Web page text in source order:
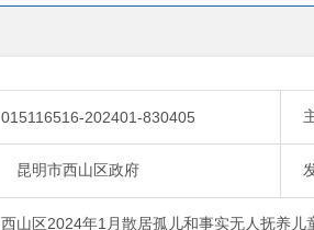
015116516-202401-830405
昆明市西山区政府
西山区2024年1月散居孤儿和事实无人抚养儿